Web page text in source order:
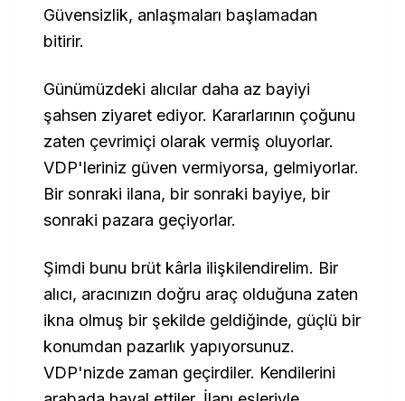
Güvensizlik, anlaşmaları başlamadan
bitirir.
Günümüzdeki alıcılar daha az bayiyi
şahsen ziyaret ediyor. Kararlarının çoğunu
zaten çevrimiçi olarak vermiş oluyorlar.
VDP'leriniz güven vermiyorsa, gelmiyorlar.
Bir sonraki ilana, bir sonraki bayiye, bir
sonraki pazara geçiyorlar.
Şimdi bunu brüt kârla ilişkilendirelim. Bir
alıcı, aracınızın doğru araç olduğuna zaten
ikna olmuş bir şekilde geldiğinde, güçlü bir
konumdan pazarlık yapıyorsunuz.
VDP'nizde zaman geçirdiler. Kendilerini